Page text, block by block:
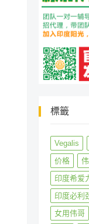
標籤
Vegalis
价格
印度希爱
印度必利
女用伟哥